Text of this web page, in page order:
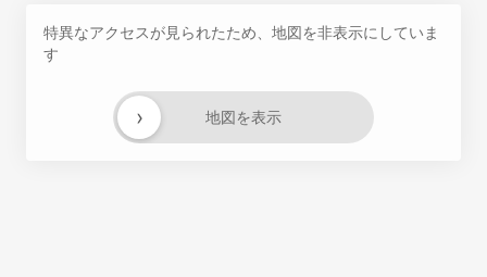
特異なアクセスが見られたため、地図を非表示にしていま
す
地図を表示
›